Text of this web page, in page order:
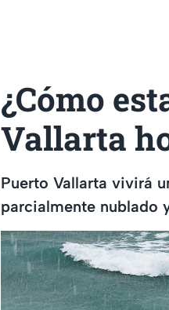
¿Cómo
Vallarta
Puerto Vallarta vivirá
parcialmente nublado